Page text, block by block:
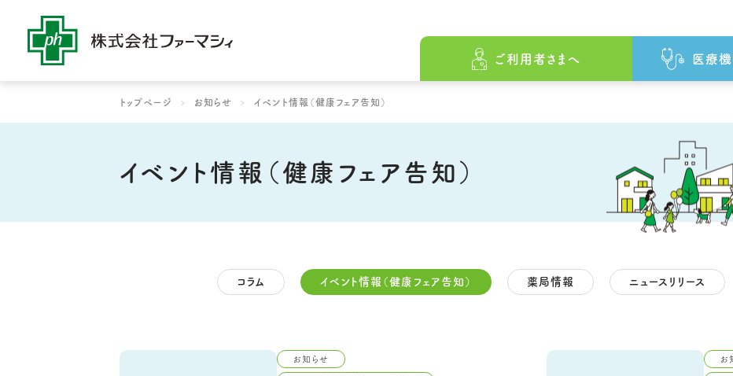
ご利用者さまへ
コラム ファーマシィの薬局でできること 薬局・事業所一覧
医療機
ファーマシィの薬局でできること 薬局・事業所一覧
社是・経営理念 先駆けとしての歩み
トップページ お知らせ イベント情報（健康フェア告知）
イベント情報（健康フェア告知）
コラム イベント情報（健康フェア告知） 薬局情報 ニュースリリース
お知らせ お